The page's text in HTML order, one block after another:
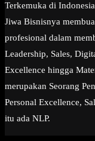
Terkemuka di
Jiwa Bisnisnya
profesional dalam
Leadership, Sales,
Excellence hingga
merupakan Seorang
Personal Excellence,
itu ada NLP.